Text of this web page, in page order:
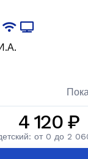
4 120 ₽
от 0 до 2